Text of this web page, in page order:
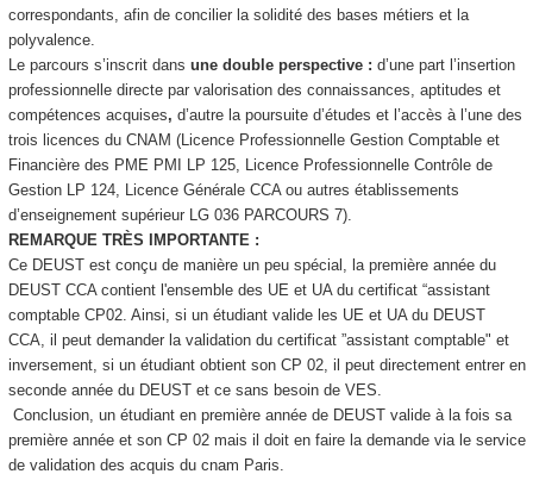
correspondants, afin de concilier la solidité des bases métiers et la
polyvalence.
Le parcours s’inscrit dans une double perspective : d’une part l’insertion
professionnelle directe par valorisation des connaissances, aptitudes et
compétences acquises, d’autre la poursuite d’études et l’accès à l’une des
trois licences du CNAM (Licence Professionnelle Gestion Comptable et
Financière des PME PMI LP 125, Licence Professionnelle Contrôle de
Gestion LP 124, Licence Générale CCA ou autres établissements
d’enseignement supérieur LG 036 PARCOURS 7).
REMARQUE TRÈS IMPORTANTE :
Ce DEUST est conçu de manière un peu spécial, la première année du
DEUST CCA contient l'ensemble des UE et UAdu certificat “assistant
comptable CP02. Ainsi, si un étudiant valide les UE et UAdu DEUST
CCA, il peut demander la validation du certificat ”assistant comptable" et
inversement, si un étudiant obtient son CP 02, il peut directement entrer en
seconde année du DEUST et ce sans besoin de VES
Conclusion, un étudiant en première année de DEUST valide à la fois sa
première année et son CP 02 mais il doit en faire la demande via le service
de validation des acquis du cnam Paris.